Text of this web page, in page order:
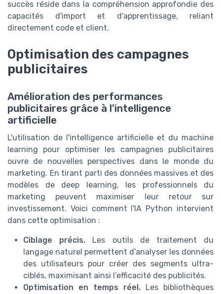
succès réside dans la compréhension approfondie des
capacités d'import et d'apprentissage, reliant
directement code et client.
Optimisation des campagnes
publicitaires
Amélioration des performances
publicitaires grâce à l'intelligence
artificielle
L'utilisation de l'intelligence artificielle et du machine
learning pour optimiser les campagnes publicitaires
ouvre de nouvelles perspectives dans le monde du
marketing. En tirant parti des données massives et des
modèles de deep learning, les professionnels du
marketing peuvent maximiser leur retour sur
investissement. Voici comment l'IA Python intervient
dans cette optimisation :
Ciblage précis. Les outils de traitement du
langage naturel permettent d’analyser les données
des utilisateurs pour créer des segments ultra-
ciblés, maximisant ainsi l’efficacité des publicités.
Optimisation en temps réel. Les bibliothèques